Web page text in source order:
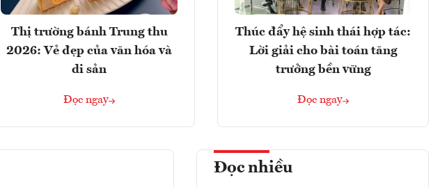
Thị trường bánh Trung thu
2026: Vẻ đẹp của văn hóa và
di sản
Đọc ngay
Thúc đẩy hệ sinh thái hợp tác:
Lời giải cho bài toán tăng
trưởng bền vững
Đọc ngay
Đọc nhiều